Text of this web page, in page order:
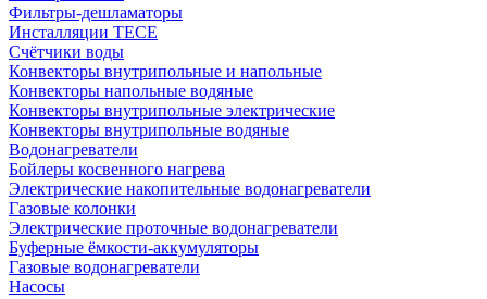
Фильтры-дешламаторы
Инсталляции TECE
Счётчики воды
Конвекторы внутрипольные и напольные
Конвекторы напольные водяные
Конвекторы внутрипольные электрические
Конвекторы внутрипольные водяные
Водонагреватели
Бойлеры косвенного нагрева
Электрические накопительные водонагреватели
Газовые колонки
Электрические проточные водонагреватели
Буферные ёмкости-аккумуляторы
Газовые водонагреватели
Насосы